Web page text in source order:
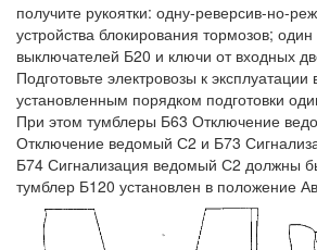
получите рукоятки: одну-реверсив-но-
устройства блокирования тормозов;
выключателей Б20 и ключи от входных
Подготовьте электровозы к эксплуатации
установленным порядком подготовки
При этом тумблеры Б63 Отключение
Отключение ведомый С2 и Б73
Б74 Сигнализация ведомый С2 должны
тумблер Б120 установлен в положение